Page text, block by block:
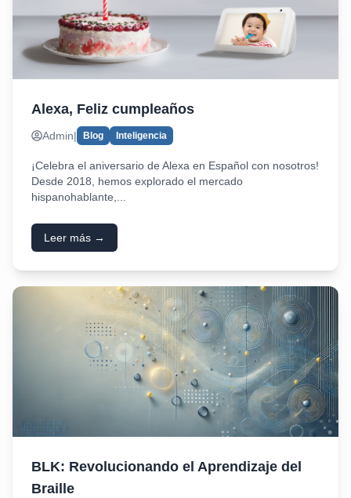
Alexa, Feliz cumpleaños
Admin| Blog Inteligencia
¡Celebra el aniversario de Alexa en Español con nosotros!
Desde 2018, hemos explorado el mercado
hispanohablante,...
Leer más →
BLK: Revolucionando el Aprendizaje del
Braille